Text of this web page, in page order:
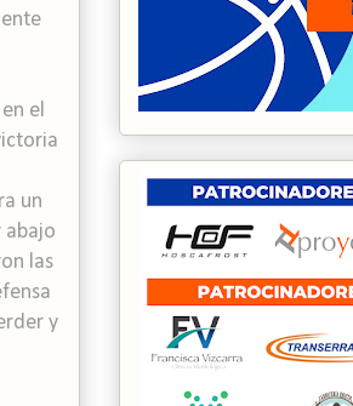
el
un
abajo
las
y